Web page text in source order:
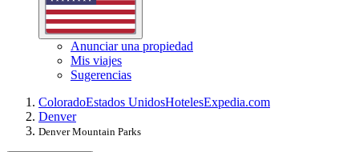
Anunciar una propiedad
Mis viajes
Sugerencias
ColoradoEstados UnidosHotelesExpedia.com
Denver
Denver Mountain Parks